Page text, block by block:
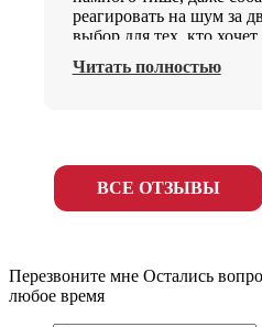
реагировать на шум за
выбор для тех, кто
Читать полностью
ВСЕ ОТЗЫВЫ
Перезвоните мне Остались
любое время